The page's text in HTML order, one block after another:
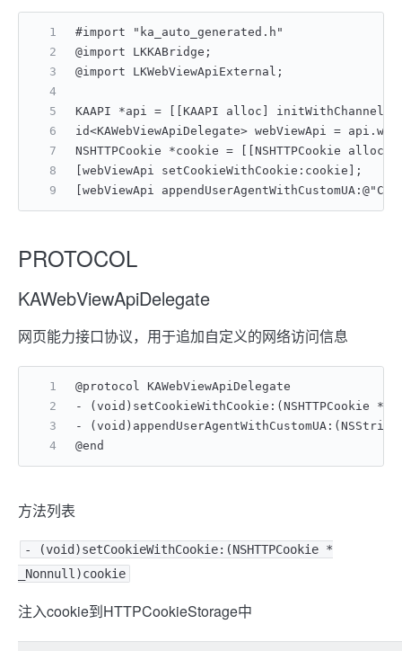
#import "ka_auto_generated.h"
@import LKKABridge;
@import LKWebViewApiExternal;
KAAPI *api = [[KAAPI alloc]
id<KAWebViewApiDelegate> webViewApi =
NSHTTPCookie *cookie = [[NSHTTPCookie
[webViewApi setCookieWithCookie:cookie];
[webViewApi
PROTOCOL
KAWebViewApiDelegate
网页能力接口协议，用于追加自定义的网络访问信息
@protocol KAWebViewApiDelegate
- (void)setCookieWithCookie:(NSHTTPCookie *
-
@end
方法列表
- (void)setCookieWithCookie:(NSHTTPCookie *
_Nonnull)cookie
注入cookie到HTTPCookieStorage中